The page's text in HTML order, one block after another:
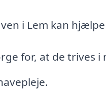
i Lem kan
for, at de trives i